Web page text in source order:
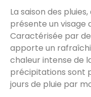
La saison des
présente un visage
Caractérisée par
apporte un
chaleur intense de
précipitations sont
jours de pluie par